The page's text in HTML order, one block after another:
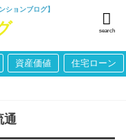
ションブログ】
search
資産価値 住宅ローン
通